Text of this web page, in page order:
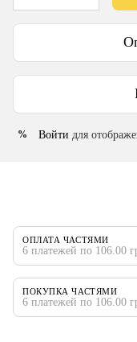
% Войти для
ОПЛАТА ЧАСТЯМИ
6 платежей по 106.00
ПОКУПКА ЧАСТЯМИ
6 платежей по 106.00